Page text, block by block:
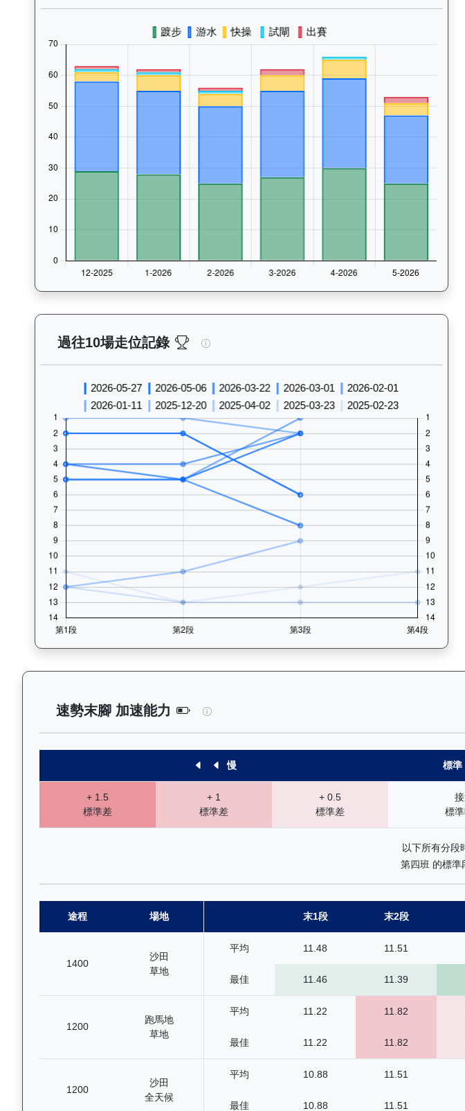
過往10場走位記錄 逍遙人生（J427）— 過往走位記錄圖
速勢末腳 加速能力 逍遙人生（J427）— 速勢末腳加速能力
慢 標準
+ 1.5
標準差
+ 1
標準差
+ 0.5
標準差
標
以下所有分段
第四班 的標準
途程 場地 末1段 末2段
1400
沙田
草地
平均 11.48 11.51
最佳 11.46 11.39
1200
跑馬地
草地
平均 11.22 11.82
最佳 11.22 11.82
1200
沙田
全天候
平均 10.88 11.51
最佳 10.88 11.51